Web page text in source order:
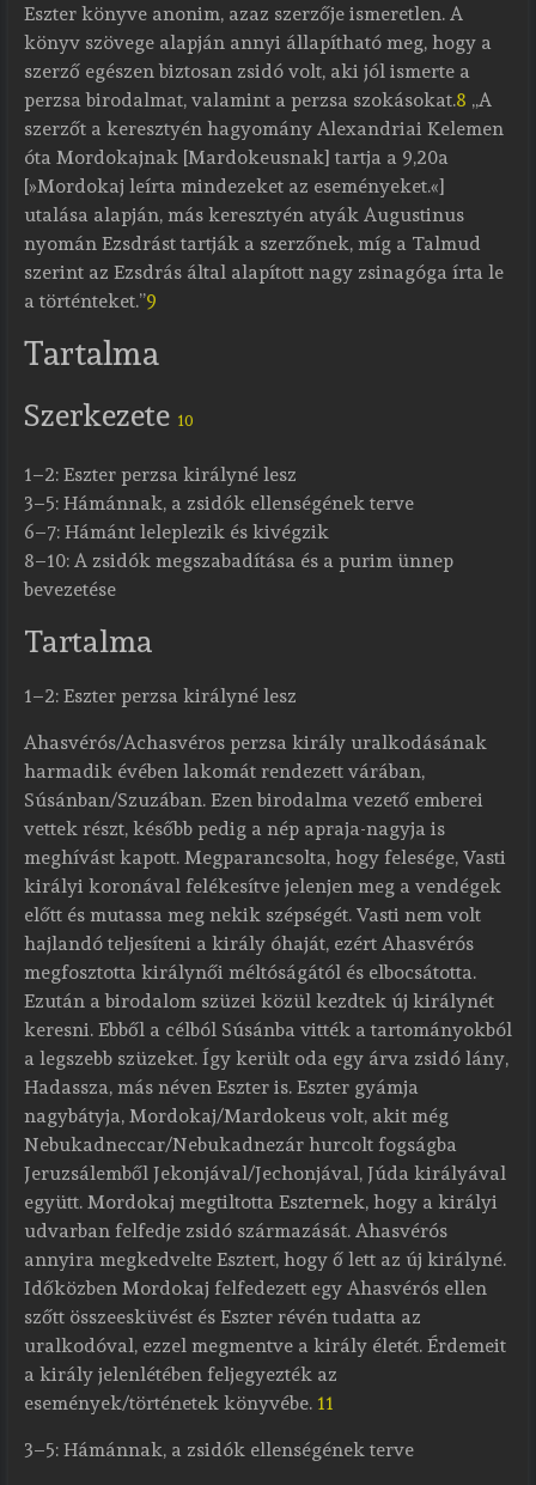
Eszter könyve anonim, azaz szerzője ismeretlen. A
könyv szövege alapján annyi állapítható meg, hogy a
szerző egészen biztosan zsidó volt, aki jól ismerte a
perzsa birodalmat, valamint a perzsa szokásokat.8 „A
szerzőt a keresztyén hagyomány Alexandriai Kelemen
óta Mordokajnak [Mardokeusnak] tartja a 9,20a
[»Mordokaj leírta mindezeket az eseményeket.«]
utalása alapján, más keresztyén atyák Augustinus
nyomán Ezsdrást tartják a szerzőnek, míg a Talmud
szerint az Ezsdrás által alapított nagy zsinagóga írta le
a történteket.”9
Tartalma
Szerkezete 10
1–2: Eszter perzsa királyné lesz
3–5: Hámánnak, a zsidók ellenségének terve
6–7: Hámánt leleplezik és kivégzik
8–10: A zsidók megszabadítása és a purim ünnep
bevezetése
Tartalma
1–2: Eszter perzsa királyné lesz
Ahasvérós/Achasvéros perzsa király uralkodásának
harmadik évében lakomát rendezett várában,
Súsánban/Szuzában. Ezen birodalma vezető emberei
vettek részt, később pedig a nép apraja-nagyja is
meghívást kapott. Megparancsolta, hogy felesége, Vasti
királyi koronával felékesítve jelenjen meg a vendégek
előtt és mutassa meg nekik szépségét. Vasti nem volt
hajlandó teljesíteni a király óhaját, ezért Ahasvérós
megfosztotta királynői méltóságától és elbocsátotta.
Ezután a birodalom szüzei közül kezdtek új királynét
keresni. Ebből a célból Súsánba vitték a tartományokból
a legszebb szüzeket. Így került oda egy árva zsidó lány,
Hadassza, más néven Eszter is. Eszter gyámja
nagybátyja, Mordokaj/Mardokeus volt, akit még
Nebukadneccar/Nebukadnezár hurcolt fogságba
Jeruzsálemből Jekonjával/Jechonjával, Júda királyával
együtt. Mordokaj megtiltotta Eszternek, hogy a királyi
udvarban felfedje zsidó származását. Ahasvérós
annyira megkedvelte Esztert, hogy ő lett az új királyné.
Időközben Mordokaj felfedezett egy Ahasvérós ellen
szőtt összeesküvést és Eszter révén tudatta az
uralkodóval, ezzel megmentve a király életét. Érdemeit
a király jelenlétében feljegyezték az
események/történetek könyvébe. 11
3–5: Hámánnak, a zsidók ellenségének terve